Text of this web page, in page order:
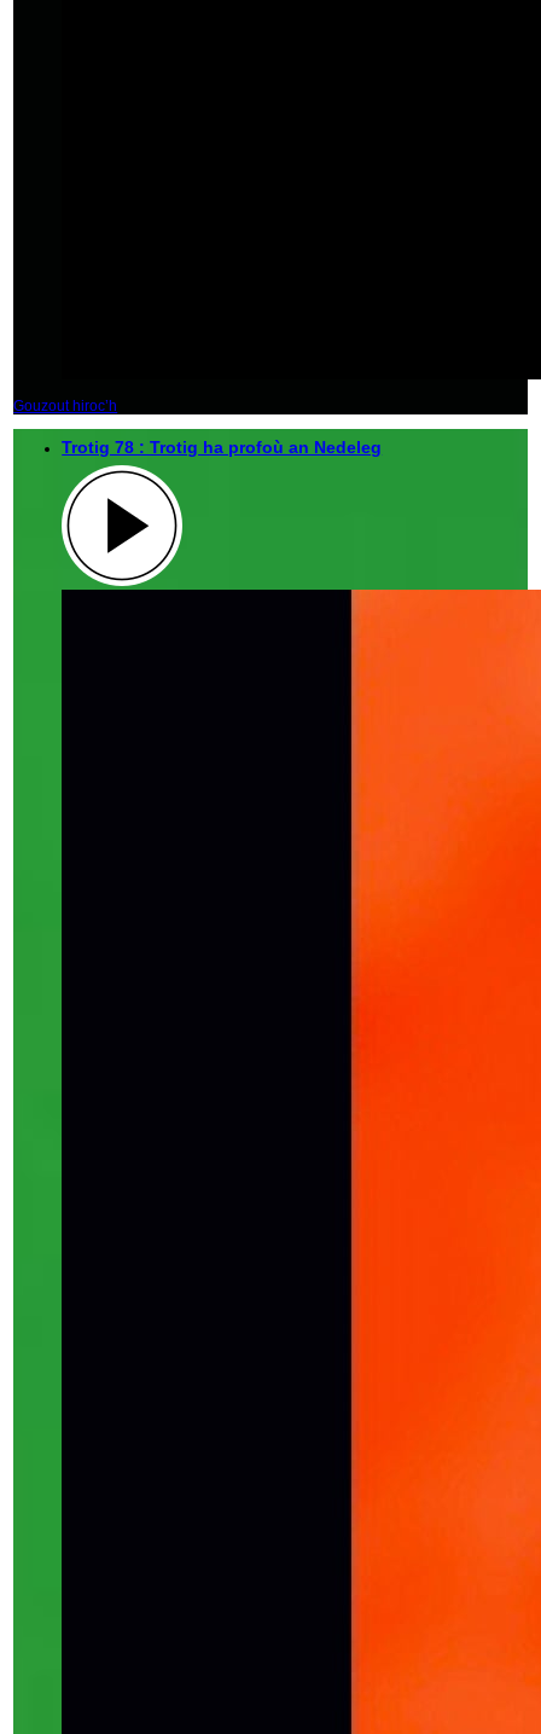
Gouzout hiroc’h
Trotig 78 : Trotig ha profoù an Nedeleg